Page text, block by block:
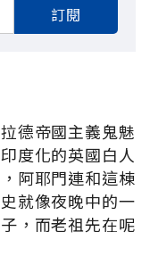
訂閱
德帝國主義鬼魅
度化的英國白人
阿耶門連和這棟
就像夜晚中的一
，而老祖先在呢